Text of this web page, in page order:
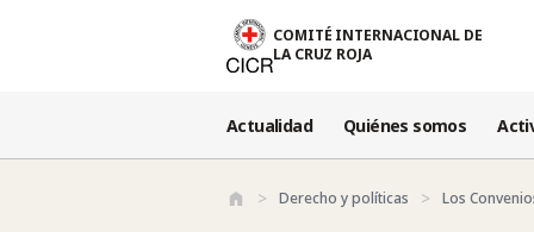
COMITÉ INTERNACIONAL DE
LA CRUZ ROJA
Actualidad Quiénes somos
Derecho y políticas Los